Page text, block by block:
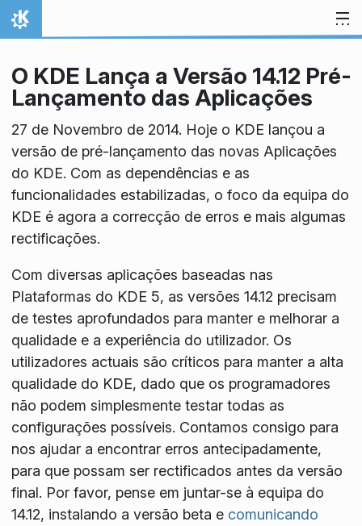
Ir para o conteúdo
Início
O KDE Lança a Versão 14.12 Pré-
Lançamento das Aplicações
27 de Novembro de 2014. Hoje o KDE lançou a
versão de pré-lançamento das novas Aplicações
do KDE. Com as dependências e as
funcionalidades estabilizadas, o foco da equipa do
KDE é agora a correcção de erros e mais algumas
rectificações.
Com diversas aplicações baseadas nas
Plataformas do KDE 5, as versões 14.12 precisam
de testes aprofundados para manter e melhorar a
qualidade e a experiência do utilizador. Os
utilizadores actuais são críticos para manter a alta
qualidade do KDE, dado que os programadores
não podem simplesmente testar todas as
configurações possíveis. Contamos consigo para
nos ajudar a encontrar erros antecipadamente,
para que possam ser rectificados antes da versão
final. Por favor, pense em juntar-se à equipa do
14.12, instalando a versão beta e comunicando